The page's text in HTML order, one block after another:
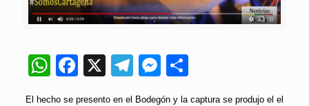
WhatsApp
Facebook
X Telegram
Messenger
El hecho se presento en el Bodegón y la captura se produjo el el